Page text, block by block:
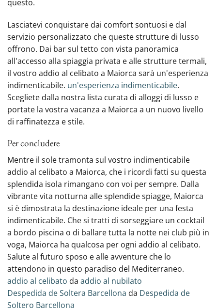
questo.
Lasciatevi conquistare dai comfort sontuosi e dal
servizio personalizzato che queste strutture di lusso
offrono. Dai bar sul tetto con vista panoramica
all'accesso alla spiaggia privata e alle strutture termali,
il vostro addio al celibato a Maiorca sarà un'esperienza
indimenticabile. un'esperienza indimenticabile.
Scegliete dalla nostra lista curata di alloggi di lusso e
portate la vostra vacanza a Maiorca a un nuovo livello
di raffinatezza e stile.
Per concludere
Mentre il sole tramonta sul vostro indimenticabile
addio al celibato a Maiorca, che i ricordi fatti su questa
splendida isola rimangano con voi per sempre. Dalla
vibrante vita notturna alle splendide spiagge, Maiorca
si è dimostrata la destinazione ideale per una festa
indimenticabile. Che si tratti di sorseggiare un cocktail
a bordo piscina o di ballare tutta la notte nei club più in
voga, Maiorca ha qualcosa per ogni addio al celibato.
Salute al futuro sposo e alle avventure che lo
attendono in questo paradiso del Mediterraneo.
addio al celibato da addio al nubilato
Despedida de Soltera Barcellona da Despedida de
Soltero Barcellona